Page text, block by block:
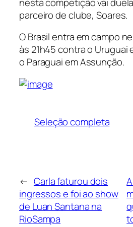
parceiro de clube, Soares.
O Brasil entra em campo
às 21h45 contra o Uruguai
o Paraguai em Assunção.
Seleção completa
← Carla faturou dois
ingressos e foi ao show
de Luan Santana na
RioSampa